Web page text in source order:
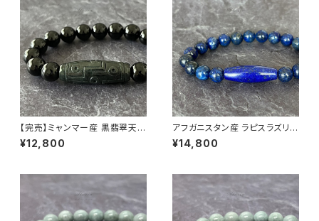
【完売】ミャンマー産 黒翡翠天珠
× チベット産 モリオン ブレスレ
ット
¥12,800
アフガニスタン産 ラピスラズリ
天珠ブレスレット
¥14,800